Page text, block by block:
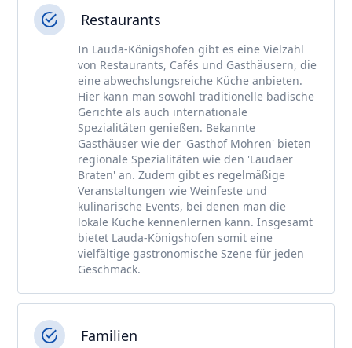
Restaurants
In Lauda-Königshofen gibt es eine Vielzahl
von Restaurants, Cafés und Gasthäusern, die
eine abwechslungsreiche Küche anbieten.
Hier kann man sowohl traditionelle badische
Gerichte als auch internationale
Spezialitäten genießen. Bekannte
Gasthäuser wie der 'Gasthof Mohren' bieten
regionale Spezialitäten wie den 'Laudaer
Braten' an. Zudem gibt es regelmäßige
Veranstaltungen wie Weinfeste und
kulinarische Events, bei denen man die
lokale Küche kennenlernen kann. Insgesamt
bietet Lauda-Königshofen somit eine
vielfältige gastronomische Szene für jeden
Geschmack.
Familien